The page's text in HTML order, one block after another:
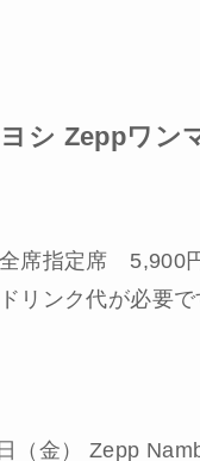
シ Zeppワン
席指定席 5,900
リンク代が必要で
（金） Zepp